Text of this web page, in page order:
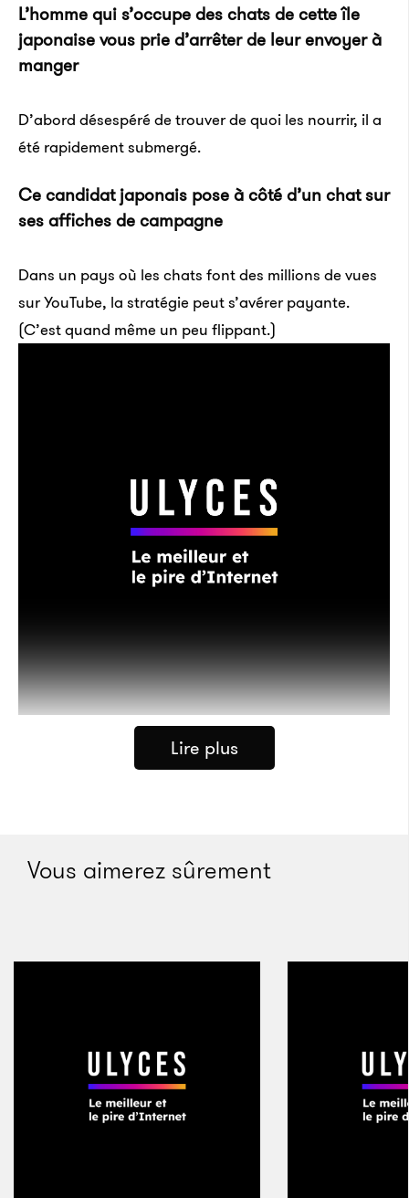
L’homme qui s’occupe des chats de cette île
japonaise vous prie d’arrêter de leur envoyer à
manger
D’abord désespéré de trouver de quoi les nourrir, il a
été rapidement submergé.
Ce candidat japonais pose à côté d’un chat sur
ses affiches de campagne
Dans un pays où les chats font des millions de vues
sur YouTube, la stratégie peut s’avérer payante.
(C’est quand même un peu flippant.)
Lire plus
Vous aimerez sûrement